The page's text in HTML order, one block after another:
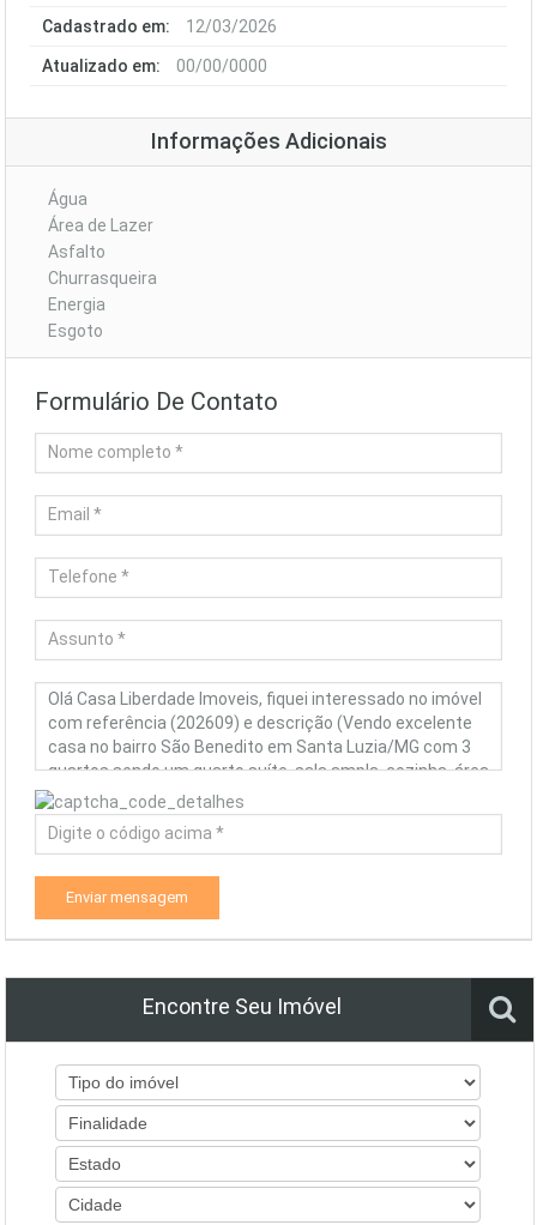
Cadastrado em: 12/03/2026
Atualizado em: 00/00/0000
Informações Adicionais
Água
Área de Lazer
Asfalto
Churrasqueira
Energia
Esgoto
Formulário De Contato
Enviar mensagem
Encontre Seu Imóvel